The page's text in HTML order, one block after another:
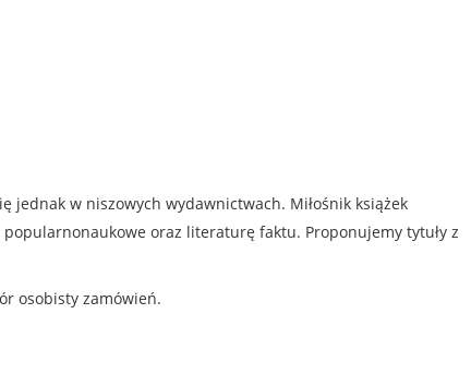
jednak w niszowych wydawnictwach. Miłośnik książek
oraz literaturę faktu. Proponujemy tytuły z
osobisty zamówień.